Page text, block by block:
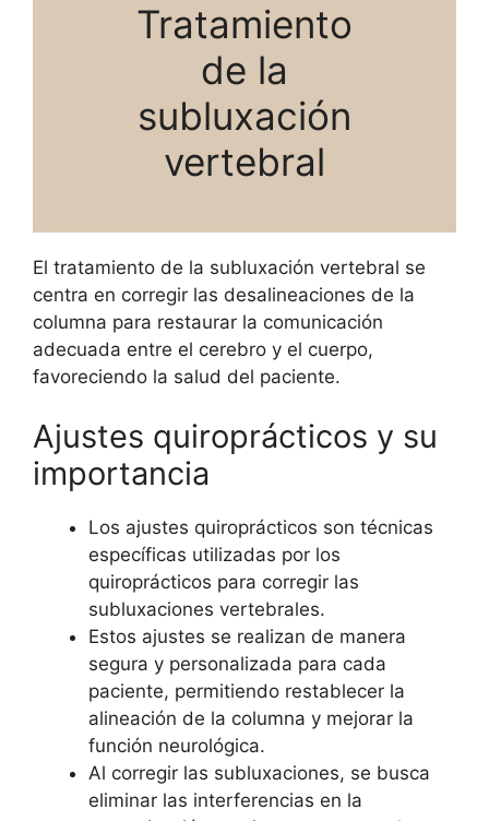
Tratamiento
de la
subluxación
vertebral
El tratamiento de la subluxación vertebral se
centra en corregir las desalineaciones de la
columna para restaurar la comunicación
adecuada entre el cerebro y el cuerpo,
favoreciendo la salud del paciente.
Ajustes quiroprácticos y su
importancia
Los ajustes quiroprácticos son técnicas
específicas utilizadas por los
quiroprácticos para corregir las
subluxaciones vertebrales.
Estos ajustes se realizan de manera
segura y personalizada para cada
paciente, permitiendo restablecer la
alineación de la columna y mejorar la
función neurológica.
Al corregir las subluxaciones, se busca
eliminar las interferencias en la